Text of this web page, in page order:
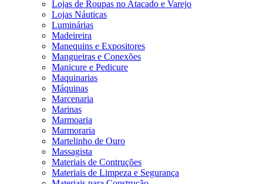
Lojas de Roupas no Atacado e Varejo
Lojas Náuticas
Luminárias
Madeireira
Manequins e Expositores
Mangueiras e Conexões
Manicure e Pedicure
Maquinarias
Máquinas
Marcenaria
Marinas
Marmoaria
Marmoraria
Martelinho de Ouro
Massagista
Materiais de Contruções
Materiais de Limpeza e Segurança